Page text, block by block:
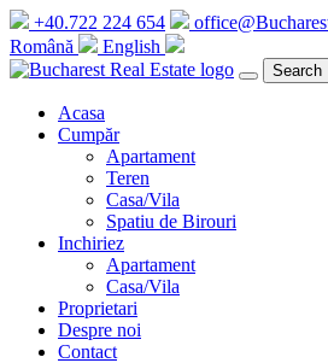
+40.722 224 654
Română
English
Search
Acasa
Cumpăr
Apartament
Teren
Casa/Vila
Spatiu de Birouri
Inchiriez
Apartament
Casa/Vila
Proprietari
Despre noi
Contact